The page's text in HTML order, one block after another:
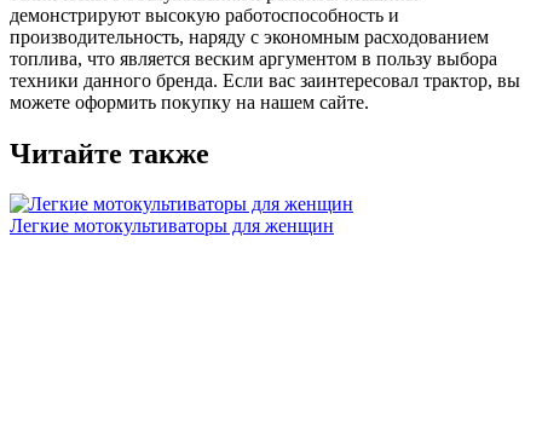
демонстрируют высокую работоспособность и
производительность, наряду с экономным расходованием
топлива, что является веским аргументом в пользу выбора
техники данного бренда. Если вас заинтересовал трактор, вы
можете оформить покупку на нашем сайте.
Читайте также
Легкие мотокультиваторы для женщин